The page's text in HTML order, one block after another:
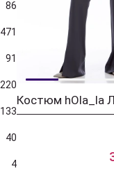
86
471
91
220
133
40
4
Костюм hOla_la